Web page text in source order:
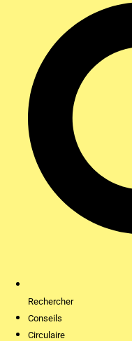
Rechercher
Conseils
Circulaire